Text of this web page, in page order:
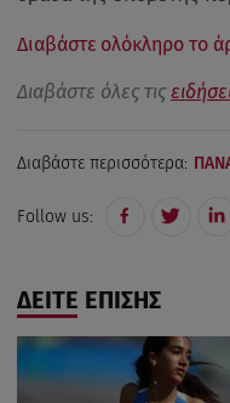
Διαβάστε ολόκληρο το
Διαβάστε όλες τις
Διαβάστε περισσότερα:
Follow us:
ΔΕΙΤΕ ΕΠΙΣΗΣ